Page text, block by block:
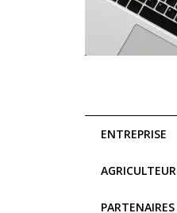
ENTREPRISE
AGRICULTEUR
PARTENAIRES